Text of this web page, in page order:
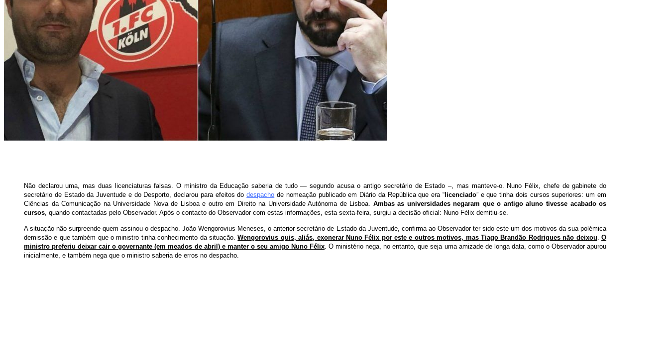
Não declarou uma, mas duas licenciaturas falsas. O ministro da Educação saberia de tudo — segundo acusa o antigo secretário de Estado –, mas manteve-o. Nuno Félix, chefe de gabinete do
secretário de Estado da Juventude e do Desporto, declarou para efeitos dodespacho de nomeação publicado em Diário da República que era “licenciado” e que tinha dois cursos superiores: um em
Ciências da Comunicação na Universidade Nova de Lisboa e outro em Direito na Universidade Autónoma de Lisboa. Ambas as universidadesnegaram que o antigo aluno tivesse acabado os
cursos, quando contactadas pelo Observador. Após o contacto do Observador com estas informações, esta sexta-feira, surgiu a decisão oficial: Nuno Félix demitiu-se.
A situação não surpreende quem assinou o despacho. João Wengorovius Meneses, o anterior secretário de Estado da Juventude, confirma ao Observador ter sido este um dos motivos da sua polémica
demissão e que também que o ministro tinha conhecimento da situação.Wengorovius quis, aliás, exonerar Nuno Félix por este e outros motivos, mas Tiago Brandão Rodrigues não deixou .O
ministro preferiu deixar cair o governante (em meados de abril) e manter o seu amigo Nuno Félix . O ministério nega, no entanto, que seja uma amizade de longa data, como o Observador apurou
inicialmente, e também nega que o ministro saberia de erros no despacho.